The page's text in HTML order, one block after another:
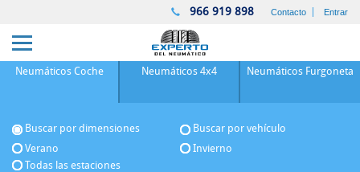
966 919 898 Contacto Entrar
Neumáticos Coche Neumáticos 4x4 Neumáticos Furgoneta
Buscar por dimensiones
Buscar por vehículo
Verano
Invierno
Todas las estaciones